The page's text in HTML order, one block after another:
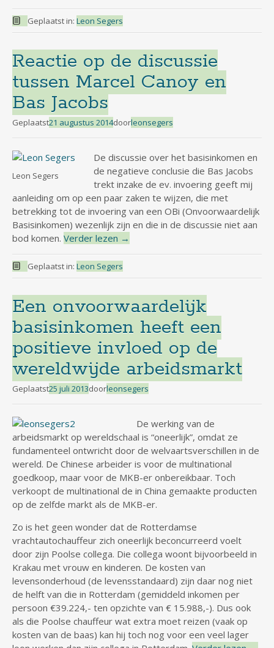
Geplaatst in: Leon Segers
Reactie op de discussie
tussen Marcel Canoy en
Bas Jacobs
Geplaatst21 augustus 2014doorleonsegers
Leon Segers
De discussie over het basisinkomen en
de negatieve conclusie die Bas Jacobs
trekt inzake de ev. invoering geeft mij
aanleiding om op een paar zaken te wijzen, die met
betrekking tot de invoering van een OBi (Onvoorwaardelijk
Basisinkomen) wezenlijk zijn en die in de discussie niet aan
bod komen. Verder lezen →
Geplaatst in: Leon Segers
Een onvoorwaardelijk
basisinkomen heeft een
positieve invloed op de
wereldwijde arbeidsmarkt
Geplaatst25 juli 2013doorleonsegers
De werking van de
arbeidsmarkt op wereldschaal is “oneerlijk”, omdat ze
fundamenteel ontwricht door de welvaartsverschillen in de
wereld. De Chinese arbeider is voor de multinational
goedkoop, maar voor de MKB-er onbereikbaar. Toch
verkoopt de multinational de in China gemaakte producten
op de zelfde markt als de MKB-er.
Zo is het geen wonder dat de Rotterdamse
vrachtautochauffeur zich oneerlijk beconcurreerd voelt
door zijn Poolse collega. Die collega woont bijvoorbeeld in
Krakau met vrouw en kinderen. De kosten van
levensonderhoud (de levensstandaard) zijn daar nog niet
de helft van die in Rotterdam (gemiddeld inkomen per
persoon €39.224,- ten opzichte van € 15.988,-). Dus ook
als die Poolse chauffeur wat extra moet reizen (vaak op
kosten van de baas) kan hij toch nog voor een veel lager